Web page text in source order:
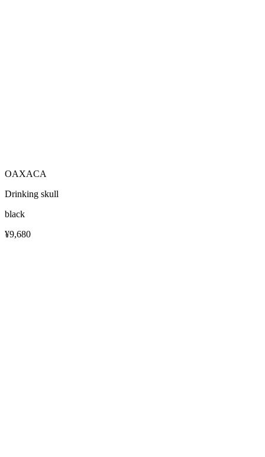
OAXACA
Drinking skull
black
¥9,680